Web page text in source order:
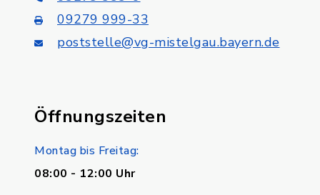
09279 999-33
poststelle@vg-mistelgau.bayern.de
Öffnungszeiten
Montag bis Freitag:
08:00 - 12:00 Uhr